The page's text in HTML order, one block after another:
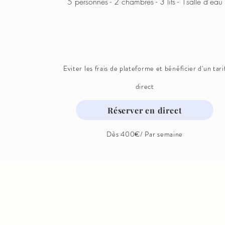
Eviter les frais de plateforme et bénéficier d'un
direct
Réserver en direct
Dès 400€/ Par semaine